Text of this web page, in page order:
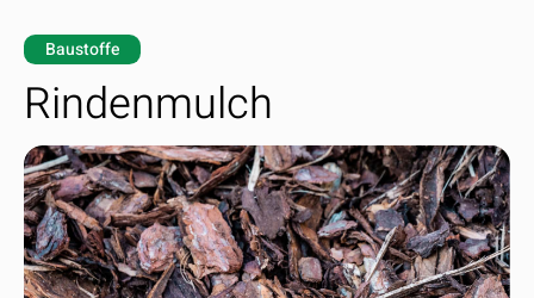
Baustoffe
Rindenmulch
Bildergalerie überspringen